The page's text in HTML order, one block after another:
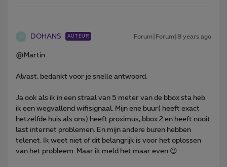
D DOHANS AUTEUR Forum|Forum|8 years ago
@Martin
Alvast, bedankt voor je snelle antwoord.
Ja ook als ik in een straal van 5 meter van de bbox sta heb
ik een wegvallend wifisignaal. Mijn ene buur( heeft exact
hetzelfde huis als ons) heeft proximus, bbox 2 en heeft nooit
last internet problemen. En mijn andere buren hebben
telenet. Ik weet niet of dit belangrijk is voor het oplossen
van het probleem. Maar ik meld het maar even 😉.